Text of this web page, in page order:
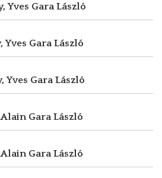
Yves Gara László
Yves Gara László
Yves Gara László
Alain Gara László
Alain Gara László